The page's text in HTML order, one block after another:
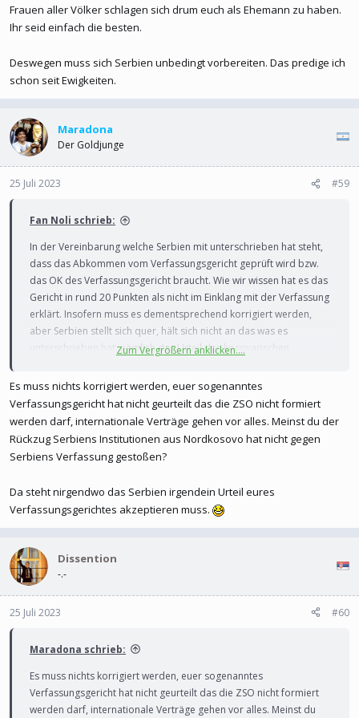
Frauen aller Völker schlagen sich drum euch als Ehemann zu haben.
Ihr seid einfach die besten.
Deswegen muss sich Serbien unbedingt vorbereiten. Das predige ich
schon seit Ewigkeiten.
Maradona
Der Goldjunge
25 Juli 2023 #59
Fan Noli schrieb:
In der Vereinbarung welche Serbien mit unterschrieben hat steht,
dass das Abkommen vom Verfassungsgericht geprüft wird bzw.
das OK des Verfassungsgericht braucht. Wie wir wissen hat es das
Gericht in rund 20 Punkten als nicht im Einklang mit der Verfassung
erklärt. Insofern muss es dementsprechend korrigiert werden,
aber Serbien stellt sich quer, hält sich nicht an das was es
unterschrieben hat, nämlich das Urteil des kosovarischen
Dass die parallelen Strukturen abgebaut wurden wie vereinbart
wurden, wage ich zu bezweifeln. Es ist sogar noch schlimmer,
Serbien hält Parallele Strukturen mit Hilfe krimineller Banden
aufrecht. Kein Rechtsstaat kann es dulden, wenn Kriminellen
Banden die Hoheitsgewalt über ein Gebiet übernehmen. Mag sein
Oberkriminellen Vucic zum Präsidenten wählt und ihr habt auch
seit 30 Jahre nichts gelernt, nach Milošević und Seselje regieren
Dacic das Land. Kosovo muss das alles nicht akzeptieren bzw. die
kriminellen Banden von Radojicic und Vulinovic im Land. Welcher
normale Staat arbeitet mit kriminellen Banden zusammen?
Zum Vergrößern anklicken....
Es muss nichts korrigiert werden, euer sogenanntes
Verfassungsgericht hat nicht geurteilt das die ZSO nicht formiert
werden darf, internationale Verträge gehen vor alles. Meinst du der
Rückzug Serbiens Institutionen aus Nordkosovo hat nicht gegen
Serbiens Verfassung gestoßen?
Da steht nirgendwo das Serbien irgendein Urteil eures
Verfassungsgerichtes akzeptieren muss.
Dissention
-.-
25 Juli 2023 #60
Maradona schrieb:
Es muss nichts korrigiert werden, euer sogenanntes
Verfassungsgericht hat nicht geurteilt das die ZSO nicht formiert
werden darf, internationale Verträge gehen vor alles. Meinst du